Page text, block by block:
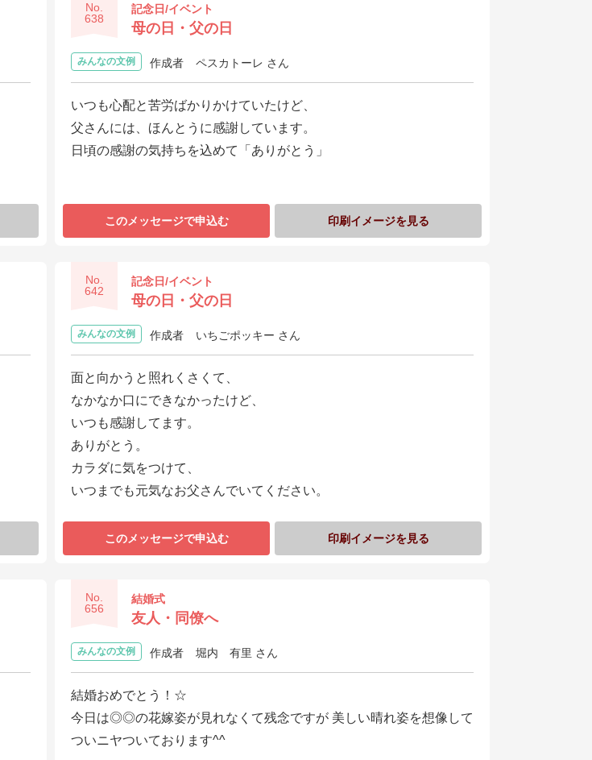
No.
638
記念日/イベント
母の日・父の日
みんなの文例 作成者 ペスカトーレ さん
いつも心配と苦労ばかりかけていたけど、
父さんには、ほんとうに感謝しています。
日頃の感謝の気持ちを込めて「ありがとう」
このメッセージで申込む 印刷イメージを見る
No.
642
記念日/イベント
母の日・父の日
みんなの文例 作成者 いちごポッキー さん
面と向かうと照れくさくて、
なかなか口にできなかったけど、
いつも感謝してます。
ありがとう。
カラダに気をつけて、
いつまでも元気なお父さんでいてください。
このメッセージで申込む 印刷イメージを見る
No.
656
結婚式
友人・同僚へ
みんなの文例 作成者 堀内 有里 さん
結婚おめでとう！☆
今日は◎◎の花嫁姿が見れなくて残念ですが 美しい晴れ姿を想像して
ついニヤついております^^